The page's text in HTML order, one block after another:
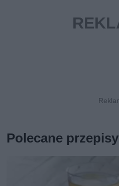
Polecane przepisy